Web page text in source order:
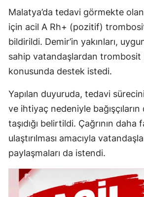
Malatya’da tedavi görmekte
için acil A Rh+ (pozitif)
bildirildi. Demir’in yakınları,
sahip vatandaşlardan trombosit
konusunda destek istedi.
Yapılan duyuruda, tedavi
ve ihtiyaç nedeniyle
taşıdığı belirtildi. Çağrının daha
ulaştırılması amacıyla
paylaşmaları da istendi.